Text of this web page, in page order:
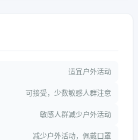
适宜户外活动
可接受，少数敏感人群注意
敏感人群减少户外活动
减少户外活动，佩戴口罩